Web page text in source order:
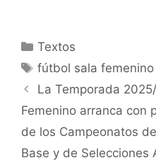
Categorías
Textos
Etiquetas
fútbol sala femenino
Navegación
de
La Temporada
Femenino arranca con
de los Campeonatos
Base y de Selecciones